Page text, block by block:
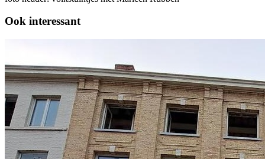
Ook interessant